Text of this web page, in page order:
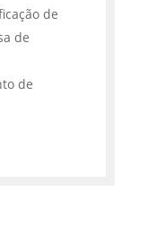
de
de
de